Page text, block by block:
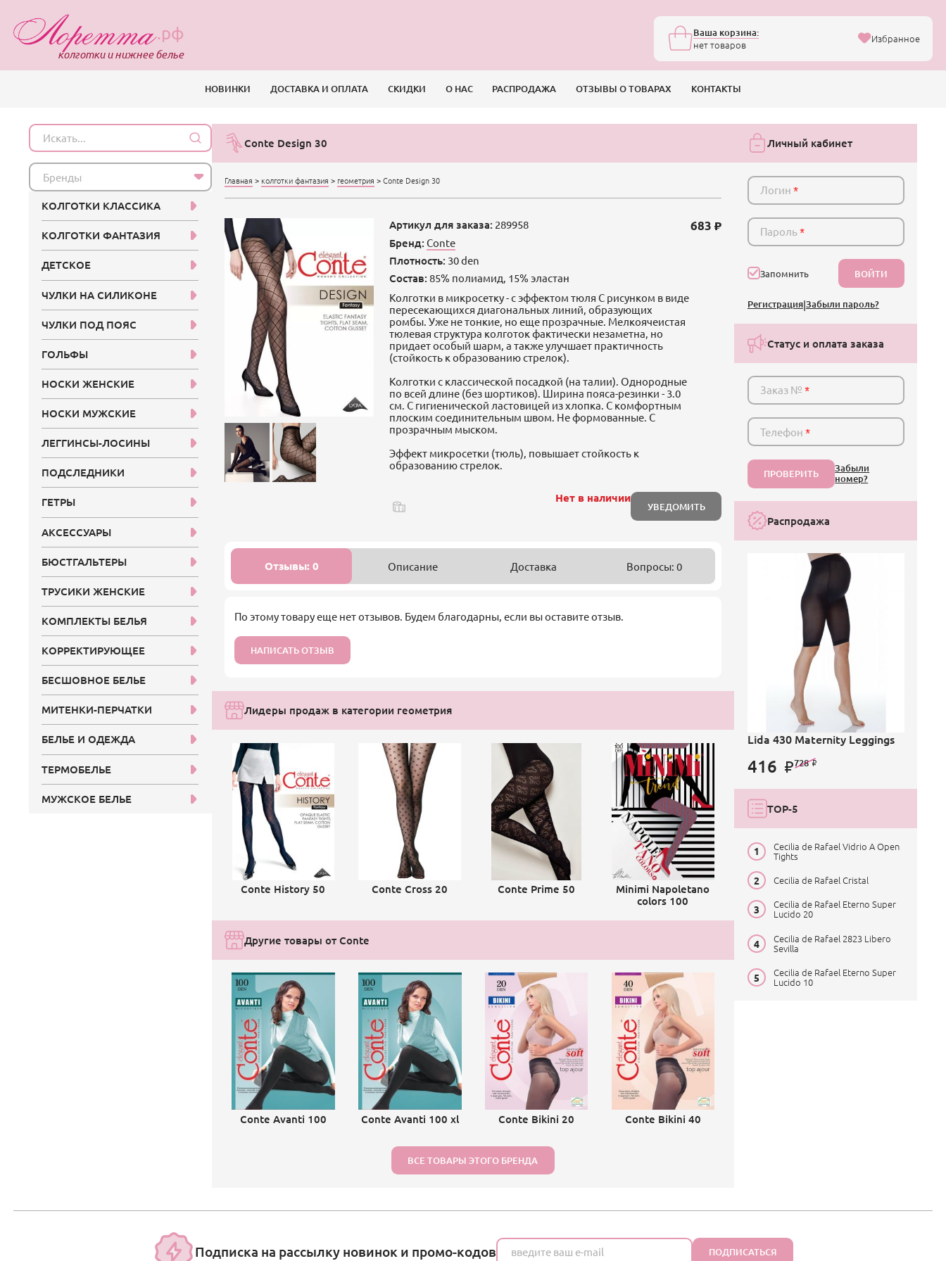
.рф
колготки и нижнее белье
Ваша корзина:
нет товаров
Избранное
НОВИНКИ ДОСТАВКА И ОПЛАТА СКИДКИ О НАС РАСПРОДАЖА ОТЗЫВЫ О ТОВАРАХ КОНТАКТЫ
Conte Design 30
Главная > колготки фантазия > геометрия > Conte Design 30
Артикул для заказа: 289958
Бренд: Conte
Плотность: 30 den
Состав: 85% полиамид, 15% эластан
Колготки в микросетку - с эффектом тюля С рисунком в виде
пересекающихся диагональных линий, образующих
ромбы. Уже не тонкие, но еще прозрачные. Мелкоячеистая
тюлевая структура колготок фактически незаметна, но
придает особый шарм, а также улучшает практичность
(стойкость к образованию стрелок).
Колготки с классической посадкой (на талии). Однородные
по всей длине (без шортиков). Ширина пояса-резинки - 3.0
см. С гигиенической ластовицей из хлопка. С комфортным
плоским соединительным швом. Не формованные. С
прозрачным мыском.
Эффект микросетки (тюль), повышает стойкость к
образованию стрелок.
683
Нет в наличии
УВЕДОМИТЬ
Отзывы: 0 Описание Доставка Вопросы: 0
По этому товару еще нет отзывов. Будем благодарны, если вы оставите отзыв.
НАПИСАТЬ ОТЗЫВ
Лидеры продаж в категории геометрия
Conte History 50 Conte Cross 20 Conte Prime 50
Minimi Napoletano
colors 100
Другие товары от Conte
Conte Avanti 100 Conte Avanti 100 xl Conte Bikini 20 Conte Bikini 40
ВСЕ ТОВАРЫ ЭТОГО БРЕНДА
Личный кабинет
Логин*
Пароль*
Запомнить ВОЙТИ
Регистрация|Забыли пароль?
Статус и оплата заказа
Заказ №*
Телефон*
ПРОВЕРИТЬ
Забыли
номер?
Распродажа
Lida 430 Maternity Leggings
416 728
TOP-5
Cecilia de Rafael Vidrio A Open
Tights
Cecilia de Rafael Cristal
Cecilia de Rafael Eterno Super
Lucido 20
Cecilia de Rafael 2823 Libero
Sevilla
Cecilia de Rafael Eterno Super
Lucido 10
Бренды
КОЛГОТКИ КЛАССИКА
КОЛГОТКИ ФАНТАЗИЯ
ДЕТСКОЕ
ЧУЛКИ НА СИЛИКОНЕ
ЧУЛКИ ПОД ПОЯС
ГОЛЬФЫ
НОСКИ ЖЕНСКИЕ
НОСКИ МУЖСКИЕ
ЛЕГГИНСЫ-ЛОСИНЫ
ПОДСЛЕДНИКИ
ГЕТРЫ
АКСЕССУАРЫ
БЮСТГАЛЬТЕРЫ
ТРУСИКИ ЖЕНСКИЕ
КОМПЛЕКТЫ БЕЛЬЯ
КОРРЕКТИРУЮЩЕЕ
БЕСШОВНОЕ БЕЛЬЕ
МИТЕНКИ-ПЕРЧАТКИ
БЕЛЬЕ И ОДЕЖДА
ТЕРМОБЕЛЬЕ
МУЖСКОЕ БЕЛЬЕ
Подписка на рассылку новинок и промо-кодов ПОДПИСАТЬСЯ